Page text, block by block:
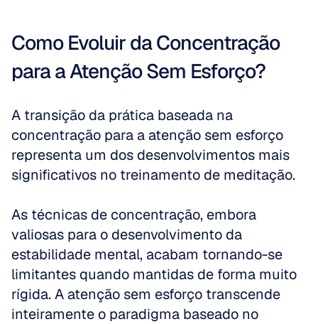
Como Evoluir da Concentração
para a Atenção Sem Esforço?
A transição da prática baseada na
concentração para a atenção sem esforço
representa um dos desenvolvimentos mais
significativos no treinamento de meditação.
As técnicas de concentração, embora
valiosas para o desenvolvimento da
estabilidade mental, acabam tornando-se
limitantes quando mantidas de forma muito
rígida. A atenção sem esforço transcende
inteiramente o paradigma baseado no